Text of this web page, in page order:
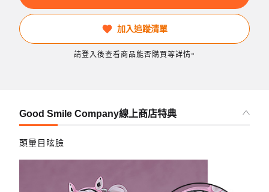
加入追蹤清單
請登入後查看商品能否購買等詳情。
Good Smile Company線上商店特典
頭暈目眩臉